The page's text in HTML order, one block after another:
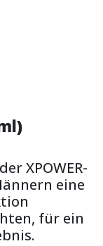
XPOWER-
eine
für ein